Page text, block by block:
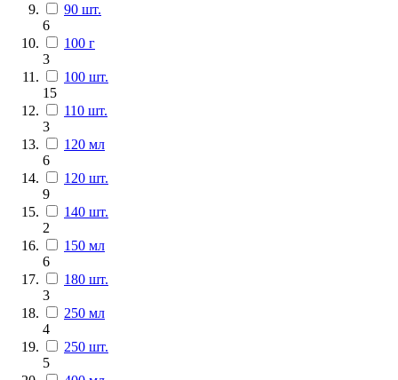
90 шт.
6
100 г
3
100 шт.
15
110 шт.
3
120 мл
6
120 шт.
9
140 шт.
2
150 мл
6
180 шт.
3
250 мл
4
250 шт.
5